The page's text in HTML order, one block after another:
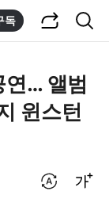
독
연… 앨범
윈스턴